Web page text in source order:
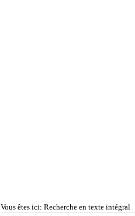
Vous êtes ici: Recherche en texte intégral